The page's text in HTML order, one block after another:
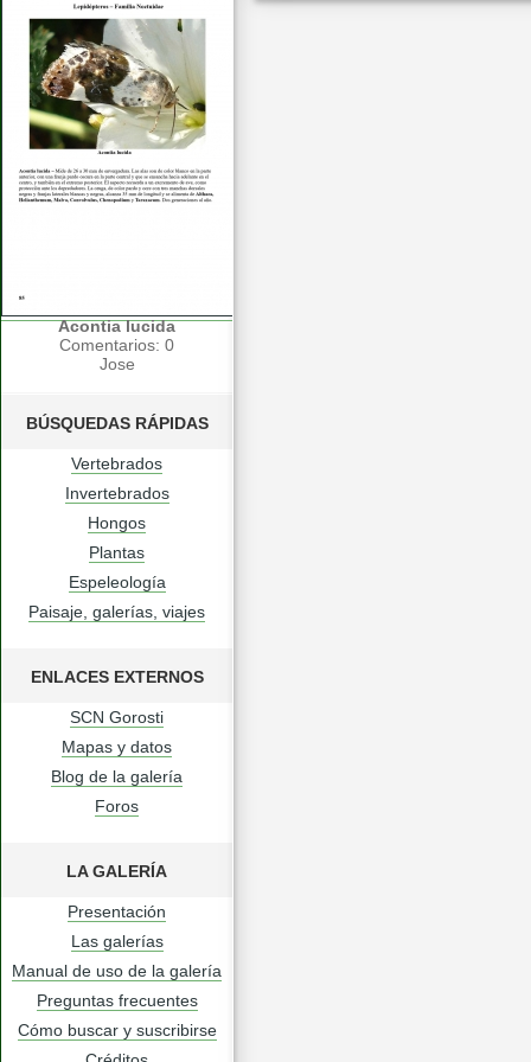
Acontia lucida
Comentarios: 0
Jose
BÚSQUEDAS RÁPIDAS
Vertebrados
Invertebrados
Hongos
Plantas
Espeleología
Paisaje, galerías, viajes
ENLACES EXTERNOS
SCN Gorosti
Mapas y datos
Blog de la galería
Foros
LA GALERÍA
Presentación
Las galerías
Manual de uso de la galería
Preguntas frecuentes
Cómo buscar y suscribirse